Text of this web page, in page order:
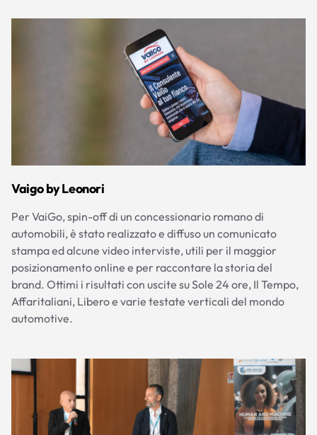
Vaigo by Leonori
Per VaiGo, spin-off di un concessionario romano di
automobili, è stato realizzato e diffuso un comunicato
stampa ed alcune video interviste, utili per il maggior
posizionamento online e per raccontare la storia del
brand. Ottimi i risultati con uscite su Sole 24 ore, Il Tempo,
Affaritaliani, Libero e varie testate verticali del mondo
automotive.